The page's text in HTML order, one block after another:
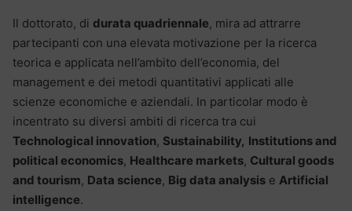
Il dottorato, di durata quadriennale, mira ad attrarre
partecipanti con una elevata motivazione per la ricerca
teorica e applicata nell’ambito dell’economia, del
management e dei metodi quantitativi applicati alle
scienze economiche e aziendali. In particolar modo è
incentrato su diversi ambiti di ricerca tra cui
Technological innovation, Sustainability, Institutions and
political economics, Healthcare markets, Cultural goods
and tourism, Data science, Big data analysis e Artificial
intelligence.